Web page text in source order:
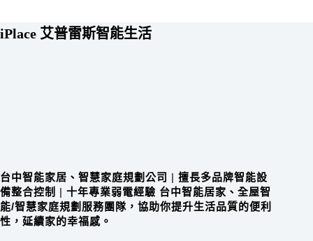
iPlace 艾普雷斯智能生活
台中智能家居、智慧家庭規劃公司 | 擅長多品牌智能設
備整合控制 | 十年專業弱電經驗 台中智能居家、全屋智
能/智慧家庭規劃服務團隊，協助你提升生活品質的便利
性，延續家的幸福感。